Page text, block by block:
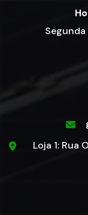
Loja 1: Rua